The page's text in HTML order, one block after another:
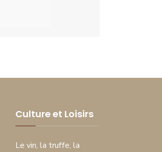
Culture et Loisirs
Le vin, la truffe, la